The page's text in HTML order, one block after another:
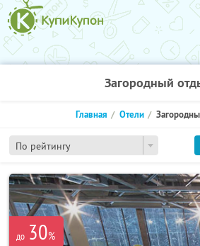
Загородный
По рейтингу
Главная Отели
до 30%